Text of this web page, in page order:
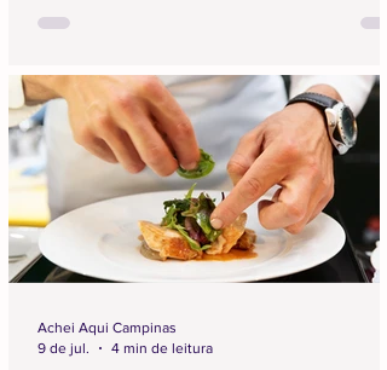
Achei Aqui Campinas
9 de jul.
4 min de leitura